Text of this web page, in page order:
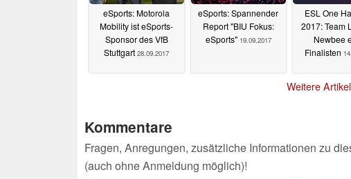
eSports: Motorola
Mobility ist eSports-
Sponsor des VfB
Stuttgart 28.09.2017
eSports: Spannender
Report "BIU Fokus:
eSports" 19.09.2017
ESL One
2017: Team
Newbee
Finalisten
Weitere
Kommentare
Fragen, Anregungen, zusätzliche Informationen zu
(auch ohne Anmeldung möglich)!